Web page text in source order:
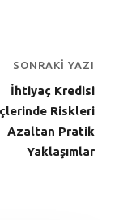
SONRAKI YAZI
İhtiyaç Kredisi
Riskleri
Azaltan Pratik
Yaklaşımlar